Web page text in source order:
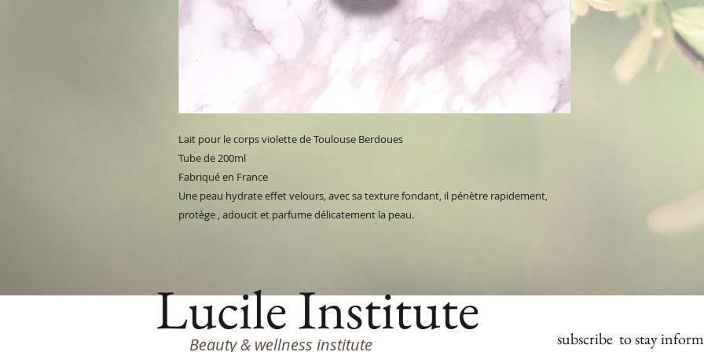
Lait pour le corps violette de Toulouse Berdoues
Tube de 200ml
Fabriqué en France
Une peau hydrate effet velours, avec sa texture fondant, il pénètre rapidement,
protège , adoucit et parfume délicatement la peau.
subscribe to stay
Lucile Institute
Beauty & wellness institute